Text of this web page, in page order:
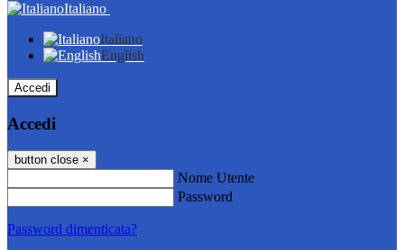
Italiano
Italiano
English
Accedi
Accedi
button close ×
Nome Utente
Password
Password dimenticata?